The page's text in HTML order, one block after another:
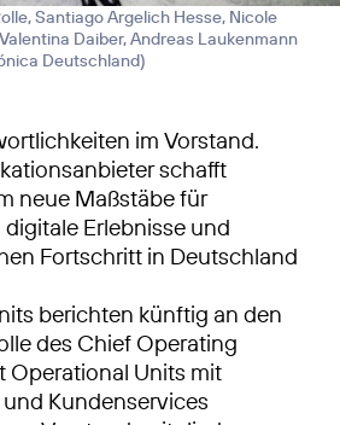
Santiago Argelich Hesse, Nicole
Daiber, Andreas Laukenmann
Deutschland)
im Vorstand.
schafft
neue Maßstäbe für
Erlebnisse und
Fortschritt in Deutschland
berichten künftig an den
des Chief Operating
Operational Units mit
Kundenservices